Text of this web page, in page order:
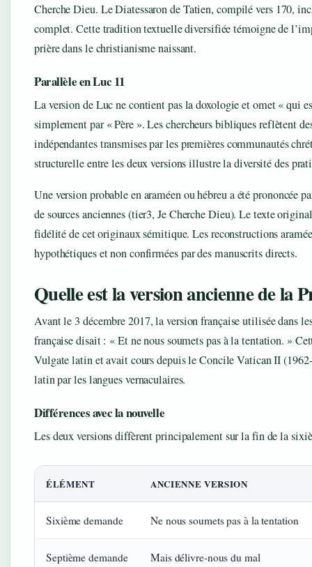
Cherche Dieu. Le Diatessaron de Tatien, compilé vers 170,
complet. Cette tradition textuelle diversifiée témoigne de
prière dans le christianisme naissant.
Parallèle en Luc 11
La version de Luc ne contient pas la doxologie et omet « qui
simplement par « Père ». Les chercheurs bibliques reflètent
indépendantes transmises par les premières communautés
structurelle entre les deux versions illustre la diversité des
Une version probable en araméen ou hébreu a été prononcée
de sources anciennes (tier3, Je Cherche Dieu). Le texte
fidélité de cet originaux sémitique. Les reconstructions
hypothétiques et non confirmées par des manuscrits directs.
Quelle est la version ancienne de la
Avant le 3 décembre 2017, la version française utilisée dans
française disait : « Et ne nous soumets pas à la tentation. »
Vulgate latin et avait cours depuis le Concile Vatican II
latin par les langues vernaculaires.
Différences avec la nouvelle
Les deux versions diffèrent principalement sur la fin de la
ÉLÉMENT ANCIENNE VERSION
Sixième demande Ne nous soumets pas à la tentation
Septième demande Mais délivre-nous du mal